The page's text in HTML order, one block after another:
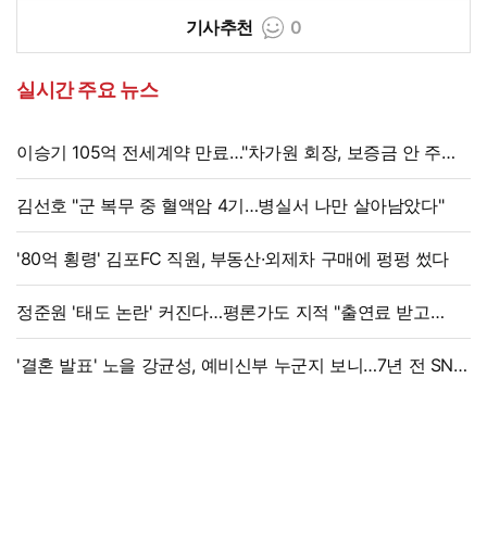
기사추천 0
실시간 주요 뉴스
이승기 105억 전세계약 만료…"차가원 회장, 보증금 안 주면
법적 조치"
김선호 "군 복무 중 혈액암 4기…병실서 나만 살아남았다"
'80억 횡령' 김포FC 직원, 부동산·외제차 구매에 펑펑 썼다
정준원 '태도 논란' 커진다…평론가도 지적 "출연료 받고
그래서는 안 돼"
'결혼 발표' 노을 강균성, 예비신부 누군지 보니…7년 전 SNS